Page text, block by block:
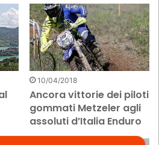
10/04/2018
Ancora vittorie dei piloti
gommati Metzeler agli
assoluti d’Italia Enduro